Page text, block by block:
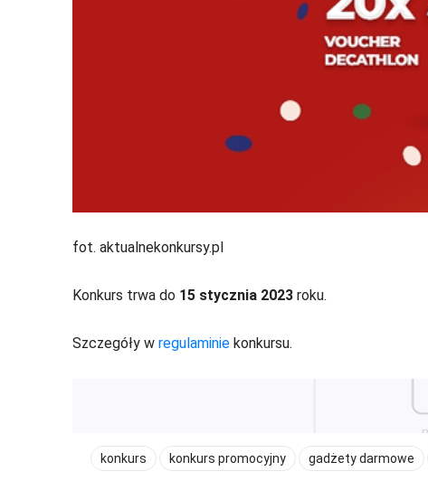
fot. aktualnekonkursy.pl
Konkurs trwa do 15 stycznia 2023 roku.
Szczegóły w regulaminie konkursu.
konkurs konkurs promocyjny gadżety darmowe